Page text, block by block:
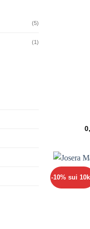
(5)
(1)
-10% sui